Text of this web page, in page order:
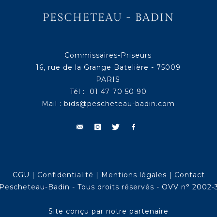
Commissaires-Priseurs
16, rue de la Grange Batelière - 75009
PARIS
Tél : 01 47 70 50 90
Mail : bids@pescheteau-badin.com
CGU | Confidentialité | Mentions légales | Contact
Badin - Tous droits réservés - OVV n° 2002-
Site conçu par notre partenaire